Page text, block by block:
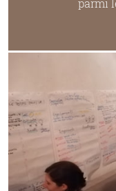
parmi